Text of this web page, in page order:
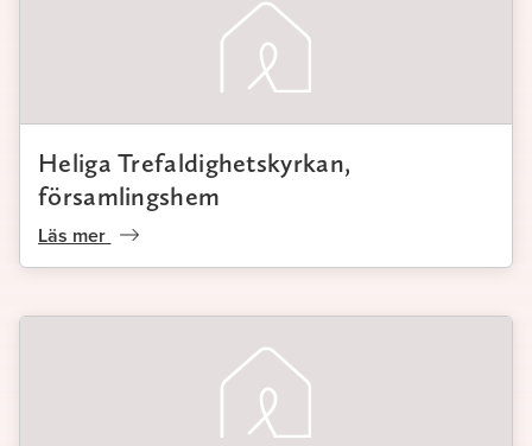
Heliga Trefaldighetskyrkan,
församlingshem
Läs mer